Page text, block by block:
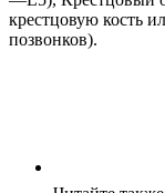
крестцовую кость
позвонков).